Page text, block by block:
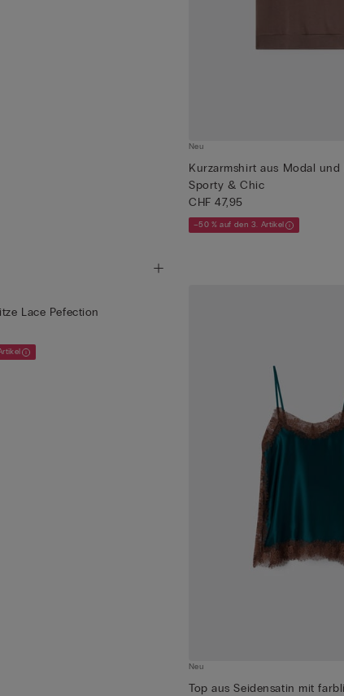
Neu
Kurzarmshirt aus Modal und
Sporty & Chic
CHF 47,95
–50 % auf den 3. Artikel
Lace Pefection
Neu
Top aus Seidensatin mit